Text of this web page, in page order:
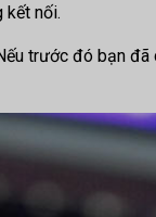
kết nối.
trước đó bạn